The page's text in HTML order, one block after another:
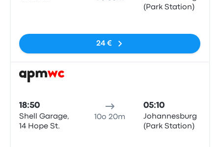
(Park Station)
24 €
18:50
Shell Garage,
14 Hope St.
10o 20m
05:10
Johannesburg
(Park Station)